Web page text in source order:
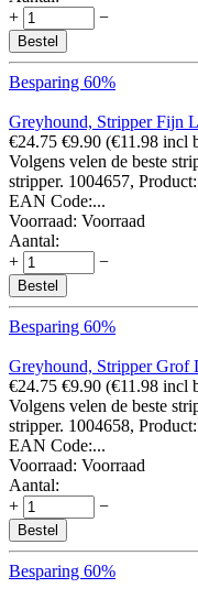
+
−
Bestel
Besparing 60%
Greyhound, Stripper Fijn
€24.75 €9.90 (€11.98 incl
Volgens velen de beste
stripper. 1004657,
EAN Code:...
Voorraad: Voorraad
Aantal:
+
−
Bestel
Besparing 60%
Greyhound, Stripper Grof
€24.75 €9.90 (€11.98 incl
Volgens velen de beste
stripper. 1004658,
EAN Code:...
Voorraad: Voorraad
Aantal:
+
−
Bestel
Besparing 60%